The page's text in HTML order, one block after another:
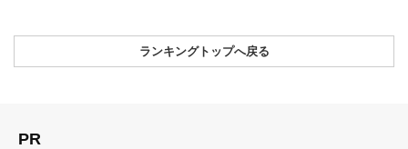
ランキングトップへ戻る
PR